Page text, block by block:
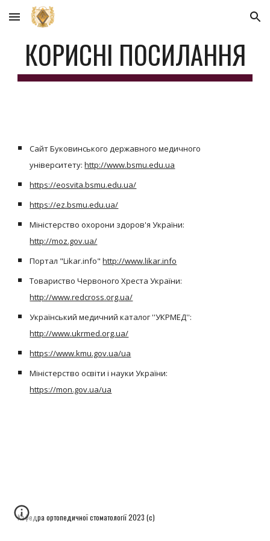
Skip to main content Skip to navigation
КОРИСНІ ПОСИЛАННЯ
Сайт Буковинського державного медичного
університету:http://www.bsmu.edu.ua
https://eosvita.bsmu.edu.ua/
https://ez.bsmu.edu.ua/
Міністерство охорони здоров'я України:
http://moz.gov.ua/
Портал "Likar.info"http://www.likar.info
Товариство Червоного Хреста України:
http://www.redcross.org.ua/
Український медичний каталог ''УКРМЕД'':
http://www.ukrmed.org.ua/
https://www.kmu.gov.ua/ua
Міністерство освіти і науки України:
https://mon.gov.ua/ua
Кафедра ортопедичної стоматології 2023 (с)